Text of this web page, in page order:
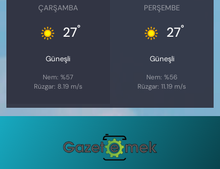
ÇARŞAMBA
27°
Güneşli
Nem: %57
Rüzgar: 8.19 m/s
PERŞEMBE
27°
Güneşli
Nem: %56
Rüzgar: 11.19 m/s